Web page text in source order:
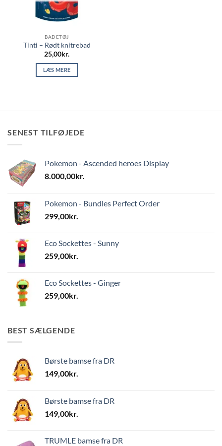
BADETØJ
Tinti – Rødt knitrebad
25,00kr.
LÆS MERE
SENEST TILFØJEDE
Pokemon - Ascended heroes Display
8.000,00kr.
Pokemon - Bundles Perfect Order
299,00kr.
Eco Sockettes - Sunny
259,00kr.
Eco Sockettes - Ginger
259,00kr.
BEST SÆLGENDE
Børste bamse fra DR
149,00kr.
Børste bamse fra DR
149,00kr.
TRUMLE bamse fra DR